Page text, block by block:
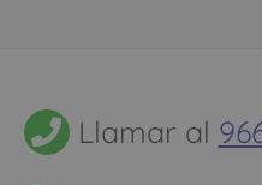
Llamar al